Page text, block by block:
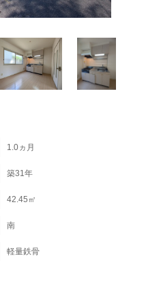
1.0ヵ月
築31年
42.45㎡
南
軽量鉄骨